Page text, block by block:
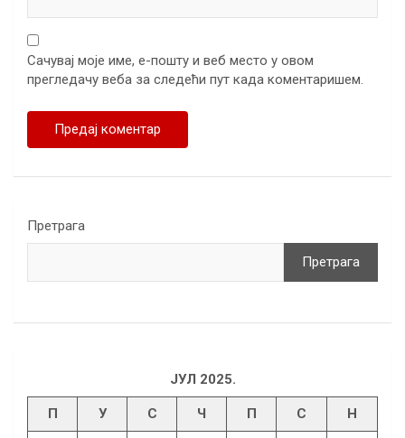
Сачувај моје име, е-пошту и веб место у овом
прегледачу веба за следећи пут када коментаришем.
Претрага
Претрага
ЈУЛ 2025.
П У С Ч П С Н